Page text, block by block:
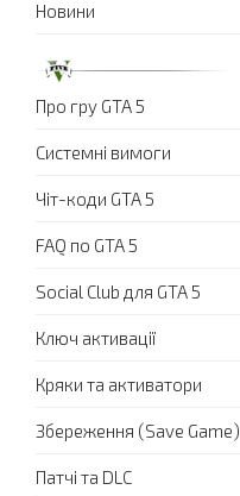
Новини
Про гру GTA 5
Системні вимоги
Чіт-коди GTA 5
FAQ по GTA 5
Social Club для GTA 5
Ключ активації
Кряки та активатори
Збереження (Save Game)
Патчі та DLC